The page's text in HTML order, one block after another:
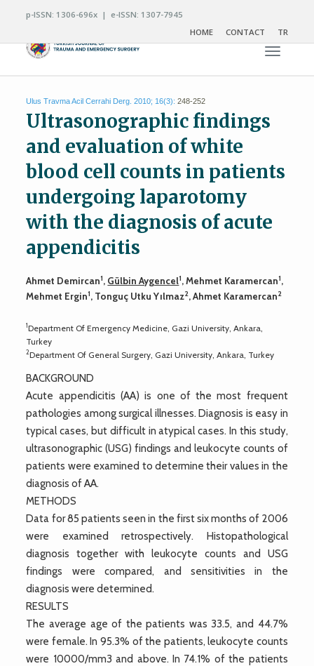
p-ISSN: 1306-696x | e-ISSN: 1307-7945
HOME
CONTACT TR
Toggle
Ulus Travma Acil Cerrahi Derg. 2010; 16(3): 248-252
Ultrasonographic findings
and evaluation of white
blood cell counts in patients
undergoing laparotomy
with the diagnosis of acute
appendicitis
Ahmet Demircan1, Gülbin Aygencel1, Mehmet Karamercan1,
Mehmet Ergin1, Tonguç Utku Yılmaz2, Ahmet Karamercan2
1Department Of Emergency Medicine, Gazi University, Ankara,
Turkey
2Department Of General Surgery, Gazi University, Ankara, Turkey
BACKGROUND
Acute appendicitis (AA) is one of the most frequent
pathologies among surgical illnesses. Diagnosis is easy in
typical cases, but difficult in atypical cases. In this study,
ultrasonographic (USG) findings and leukocyte counts of
patients were examined to determine their values in the
diagnosis of AA.
METHODS
Data for 85 patients seen in the first six months of 2006
were examined retrospectively. Histopathological
diagnosis together with leukocyte counts and USG
findings were compared, and sensitivities in the
diagnosis were determined.
RESULTS
The average age of the patients was 33.5, and 44.7%
were female. In 95.3% of the patients, leukocyte counts
were 10000/mm3 and above. In 74.1% of the patients